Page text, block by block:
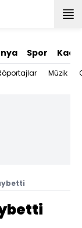
Spor
Müzik